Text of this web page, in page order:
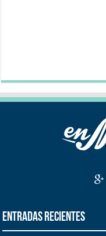
Entradas recientes